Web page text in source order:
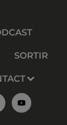
SORTIR